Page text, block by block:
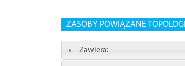
ZASOBY POWIĄZANE
Zawiera: